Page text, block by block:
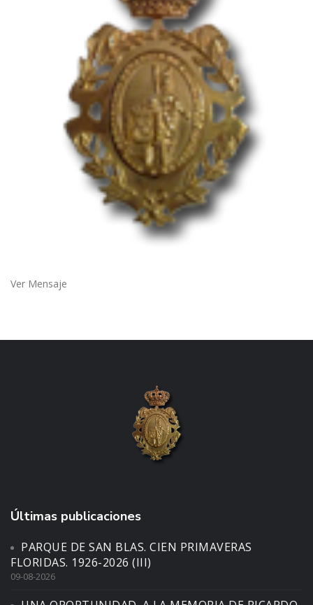
Ver Mensaje
Últimas publicaciones
PARQUE DE SAN BLAS. CIEN PRIMAVERAS
FLORIDAS. 1926-2026 (III)
09-08-2026